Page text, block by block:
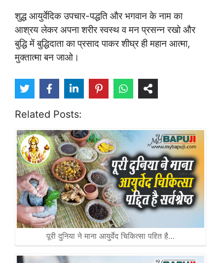
शुद्ध आयुर्वेदिक उपचार-पद्धति और भगवान के नाम का
आश्रय लेकर अपना शरीर स्वस्थ व मन प्रसन्न रखो और
बुद्धि में बुद्धिदाता का प्रसाद पाकर शीघ्र ही महान आत्मा,
मुक्तात्मा बन जाओ।
Related Posts:
पूरी दुनिया ने माना आयुर्वेद चिकित्सा पद्द्ति है…